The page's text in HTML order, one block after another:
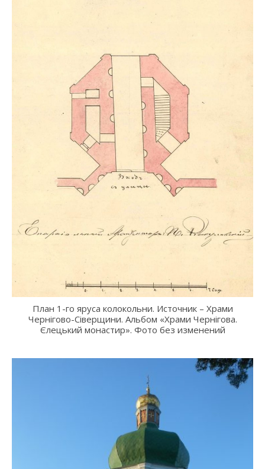
План 1-го яруса колокольни. Источник – Храми
Чернігово-Сіверщини. Альбом «Храми Чернігова.
Єлецький монастир». Фото без изменений